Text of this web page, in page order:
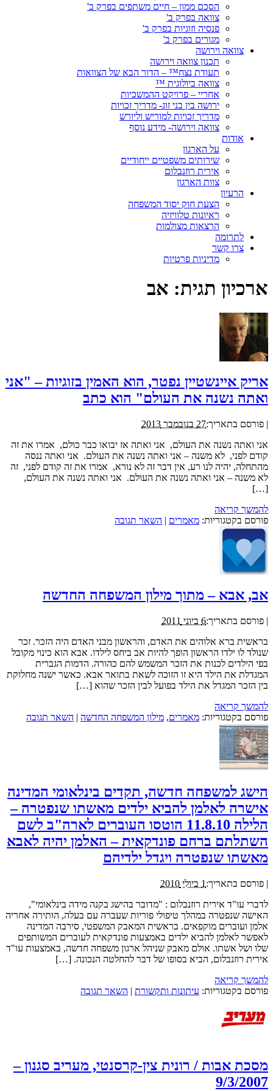
הסכם ממון – חיים משתפים בפרק ב'
צוואה בפרק ב'
פנסיה וזוגיות בפרק ב'
מגורים בפרק ב'
צוואה וירושה
תכנון צוואה וירושה
תעודת נצח™ – הדור הבא של הצוואות
צוואה ביולוגית ™
אחריי – פרויקט ההמשכיות
ירושה בין בני זוג- מדריך זכויות
מדריך זכויות למוריש וליורש
צוואה וירושה- מידע נוסף
אודות
על הארגון
שירותים משפטיים ייחודיים
אירית רוזנבלום
צוות הארגון
הרעיון
הצעת חוק יסוד המשפחה
ראיונות טלוויזיה
הרצאות מצולמות
לתרומה
צרו קשר
מדיניות פרטיות
ארכיון תגית: אב
אריק איינשטיין נפטר, הוא האמין בזוגיות – "אני
ואתה נשנה את העולם" הוא כתב
| פורסם בתאריך:27 בנובמבר 2013
אני ואתה נשנה את העולם, אני ואתה אז יבואו כבר כולם, אמרו את זה
קודם לפני, לא משנה – אני ואתה נשנה את העולם. אני ואתה ננסה
מהתחלה, יהיה לנו רע, אין דבר זה לא נורא, אמרו את זה קודם לפני, זה
לא משנה – אני ואתה נשנה את העולם. אני ואתה נשנה את העולם,
[…]
להמשך קריאה
פורסם בקטגוריות: מאמרים | השאר תגובה
אב, אבא – מתוך מילון המשפחה החדשה
| פורסם בתאריך:6 ביוני 2011
בראשית ברא אלוהים את האדם, והראשון מבני האדם היה הזכר. זכר
שנולד לו ילדו הראשון הופך להיות אב ביחס לילדו. אבא הוא כינוי מקובל
בפי הילדים לכנות את הזכר המשמש להם כהורה. הדמות הגברית
המגדלת את הילד היא זו הזוכה לשאת בתואר אבא. כאשר ישנה מחלוקת
בין הזכר המגדל את הילד בפועל לבין הזכר שהוא […]
להמשך קריאה
פורסם בקטגוריות: מאמרים, מילון המשפחה החדשה | השאר תגובה
הישג למשפחה חדשה, תקדים בינלאומי המדינה
אישרה לאלמן להביא ילדים מאשתו שנפטרה –
הלילה 11.8.10 הוטסו העוברים לארה"ב לשם
השתלתם ברחם פונדקאית – האלמן יהיה לאבא
מאשתו שנפטרה ויגדל ילדיהם
| פורסם בתאריך: 1 ביולי 2010
לדברי עו"ד אירית רוזנבלום : "מדובר בהישג בקנה מידה בינלאומי",
האישה שנפטרה במהלך טיפולי פוריות שעברה עם בעלה, הותירה אחריה
אלמן ועוברים מוקפאים. בראשית המאבק המשפטי, סירבה המדינה
לאפשר לאלמן להביא ילדים באמצעות פונדקאית לעוברים המשותפים
שלו ושל אשתו. אולם מאבק שניהל ארגון משפחה חדשה, באמצעות עו"ד
אירית רוזנבלום, הביא בסופו של דבר להחלטה הנכונה. […]
להמשך קריאה
פורסם בקטגוריות: עיתונות ותקשורת | השאר תגובה
מסכת אבות / רונית צין-קרסנטי, מעריב סגנון –
9/3/2007